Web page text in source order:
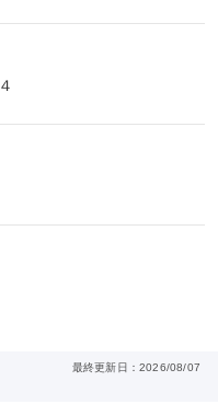
最終更新日：2026/08/07